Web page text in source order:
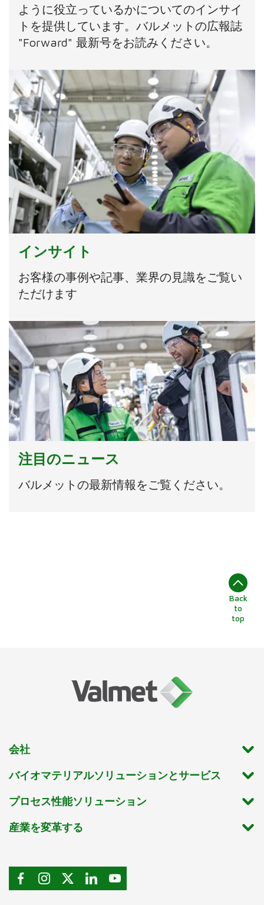
ように役立っているかについてのインサイ
トを提供しています。バルメットの広報誌
"Forward" 最新号をお読みください。
インサイト
お客様の事例や記事、業界の見識をご覧い
ただけます
注目のニュース
バルメットの最新情報をご覧ください。
Back
to
top
会社
バイオマテリアルソリューションとサービス
プロセス性能ソリューション
産業を変革する